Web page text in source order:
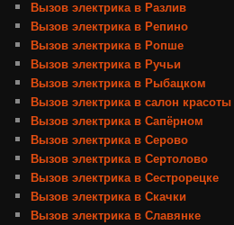
Вызов электрика в Разлив
Вызов электрика в Репино
Вызов электрика в Ропше
Вызов электрика в Ручьи
Вызов электрика в Рыбацком
Вызов электрика в салон красоты
Вызов электрика в Сапёрном
Вызов электрика в Серово
Вызов электрика в Сертолово
Вызов электрика в Сестрорецке
Вызов электрика в Скачки
Вызов электрика в Славянке